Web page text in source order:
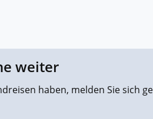
weiter
haben, melden Sie sich